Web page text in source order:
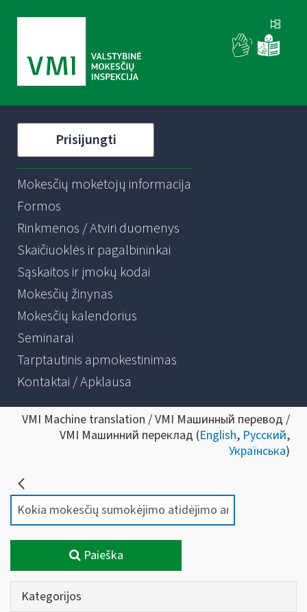
Prisijungti
Mokesčių mokėtojų informacija
Formos
Rinkmenos / Atviri duomenys
Skaičiuoklės ir pagalbininkai
Sąskaitos ir įmokų kodai
Mokesčių žinynas
Mokesčių kalendorius
Seminarai
Tarptautinis apmokestinimas
Kontaktai / Apklausa
VMI Machine translation / VMI Машинный перевод /
VMI Машинний переклад (English, Русский,
Українська)
Paieška
Kategorijos